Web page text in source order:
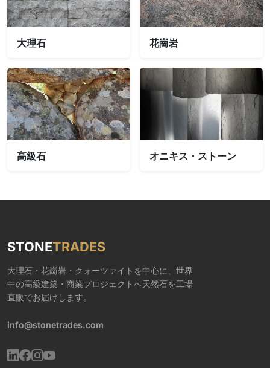
大理石 花崗岩
高級石 オニキス・ストーン
STONETRADES
大理石・花崗岩・クォーツァイトを中心に、世界
中の高級建築・商業プロジェクトへ天然石を工場
直販でお届けします。
info@stonetrades.com